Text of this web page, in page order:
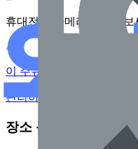
휴대전화 카메라로 찍어보
이 주유소의 사장님이신가
관리하기
장소 근처 주유소